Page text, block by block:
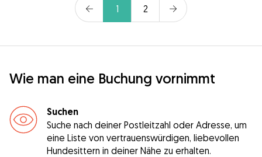
1 2
Wie man eine Buchung vornimmt
Suchen
Suche nach deiner Postleitzahl oder Adresse, um
eine Liste von vertrauenswürdigen, liebevollen
Hundesittern in deiner Nähe zu erhalten.